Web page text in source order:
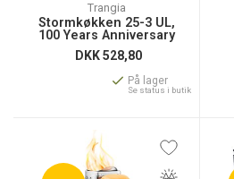
Trangia
Stormkøkken 25-3 UL,
100 Years Anniversary
DKK528,80
På lager
Se status i butik